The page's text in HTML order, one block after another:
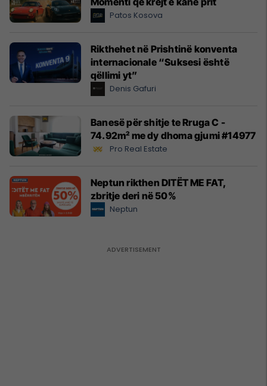
Patos Kosova
Rikthehet në Prishtinë konventa
internacionale “Suksesi është
qëllimi yt”
Denis Gafuri
Banesë për shitje te Rruga C -
74.92m² me dy dhoma gjumi #14977
Pro Real Estate
Neptun rikthen DITËT ME FAT,
zbritje deri në 50%
Neptun